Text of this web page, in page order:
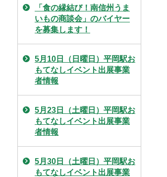
「食の縁結び！南信州うま
いもの商談会」のバイヤー
を募集します！
5月10日（日曜日）平岡駅お
もてなしイベント出展事業
者情報
5月23日（土曜日）平岡駅お
もてなしイベント出展事業
者情報
5月30日（土曜日）平岡駅お
もてなしイベント出展事業